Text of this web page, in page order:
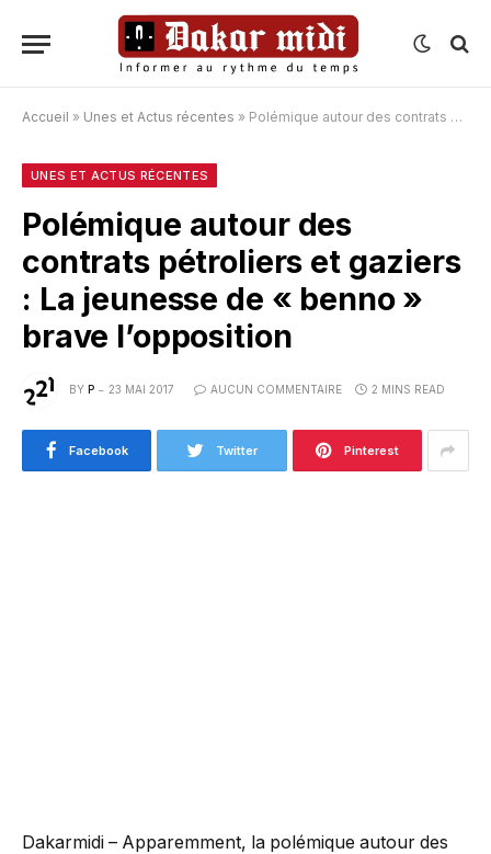
Accueil » Unes et Actus récentes » Polémique autour des contrats pétroliers et gaziers : La jeunesse de « benno » brave l’opposition
UNES ET ACTUS RÉCENTES
Polémique autour des
contrats pétroliers et gaziers
: La jeunesse de « benno »
brave l’opposition
BY P 23 MAI 2017 AUCUN COMMENTAIRE 2 MINS READ
Facebook Twitter Pinterest
Dakarmidi – Apparemment, la polémique autour des